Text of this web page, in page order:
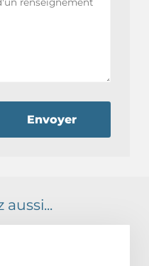
Envoyer
aussi...